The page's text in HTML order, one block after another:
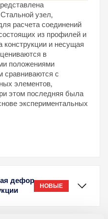
узел,
расчета соединений
из профилей и
конструкции и несущая
в
положениями
сравниваются с
элементов,
этом последняя была
экспериментальных
дефор
НОВЫЕ